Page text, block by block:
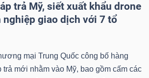
trả Mỹ, siết xuất khẩu drone
nghiệp giao dịch với 7 tổ
mại Trung Quốc công bố hàng
trả mới nhằm vào Mỹ, bao gồm cấm các